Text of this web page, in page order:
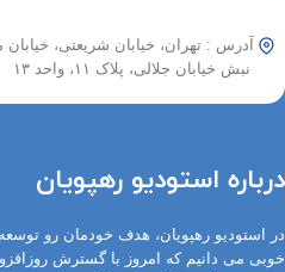
آدرس : تهران، خیابان شریعتی، خیابان
نبش خیابان جلالی، پلاک ۱۱، واحد ۱۳
درباره استودیو رهپویان
در استودیو رهپویان، هدف خودمان رو
خوبی می دانیم که امروز با گسترش